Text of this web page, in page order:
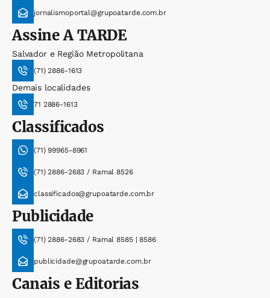
jornalismoportal@grupoatarde.com.br
AssineA TARDE
Salvador e Região Metropolitana
(71) 2886-1613
Demais localidades
71 2886-1613
Classificados
(71) 99965-8961
(71) 2886-2683 / Ramal 8526
classificados@grupoatarde.com.br
Publicidade
(71) 2886-2683 / Ramal 8585 | 8586
publicidade@grupoatarde.com.br
Canais e Editorias